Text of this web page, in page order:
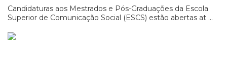
Candidaturas aos Mestrados e Pós-Graduações da Escola
Superior de Comunicação Social (ESCS) estão abertas at ...